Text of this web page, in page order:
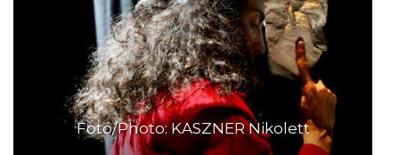
Fotó/Photo: KASZNER Nikolett